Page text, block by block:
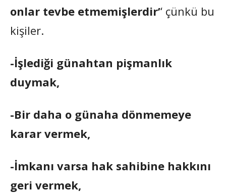
onlar tevbe etmemişlerdir’‘ çünkü bu
kişiler.
-İşlediği günahtan pişmanlık
duymak,
-Bir daha o günaha dönmemeye
karar vermek,
-İmkanı varsa hak sahibine hakkını
geri vermek,